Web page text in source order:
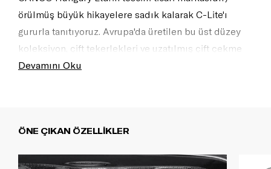
örülmüş büyük hikayelere sadık kalarak C-Lite'ı
gururla tanıtıyoruz. Avrupa'da üretilen bu üst düzey
koleksiyon, çift tekerlekleri ve uzatılmış çift çekme
kolu sayesinde artık çok daha akıcı bir seyahat
Havayolunuzun XL valizler için boyut ve ağırlık
karşılaşmamak için uçuştan önce lütfen kontrol edin.
Devamını Oku
ÖNE ÇIKAN ÖZELLİKLER